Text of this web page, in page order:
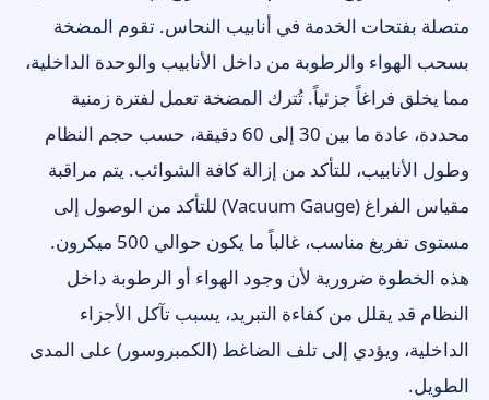
متصلة بفتحات الخدمة في أنابيب النحاس. تقوم المضخة
بسحب الهواء والرطوبة من داخل الأنابيب والوحدة الداخلية،
مما يخلق فراغاً جزئياً. تُترك المضخة تعمل لفترة زمنية
محددة، عادة ما بين 30 إلى 60 دقيقة، حسب حجم النظام
وطول الأنابيب، للتأكد من إزالة كافة الشوائب. يتم مراقبة
مقياس الفراغ (Vacuum Gauge) للتأكد من الوصول إلى
مستوى تفريغ مناسب، غالباً ما يكون حوالي 500 ميكرون.
هذه الخطوة ضرورية لأن وجود الهواء أو الرطوبة داخل
النظام قد يقلل من كفاءة التبريد، يسبب تآكل الأجزاء
الداخلية، ويؤدي إلى تلف الضاغط (الكمبروسور) على المدى
الطويل.